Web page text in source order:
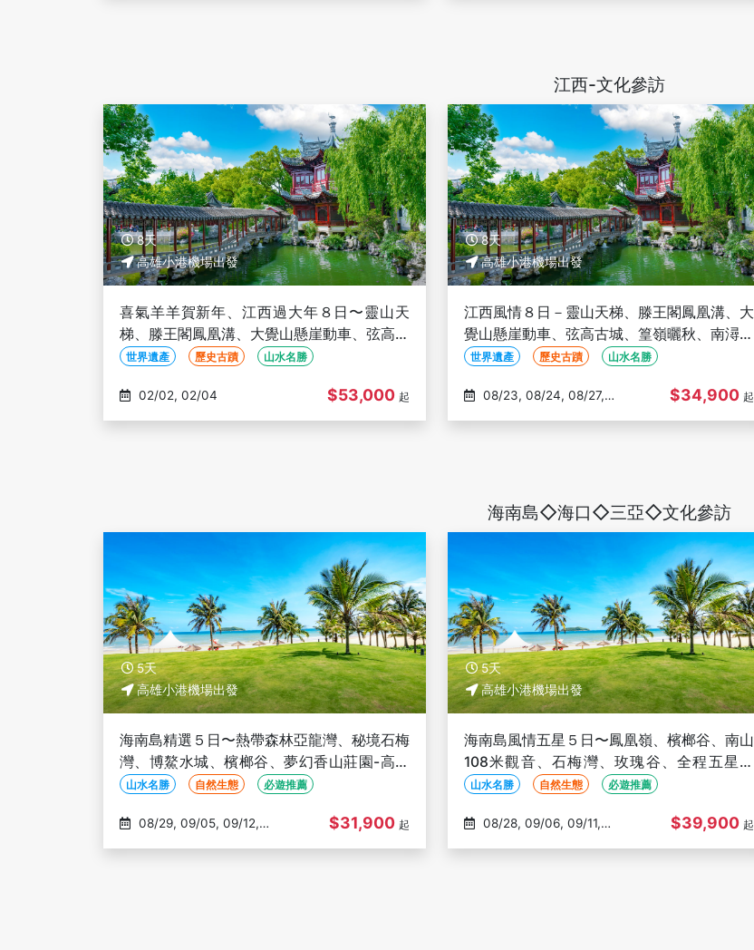
江西-文化參訪
8天
高雄小港機場出發
喜氣羊羊賀新年、江西過大年８日〜靈山天
梯、滕王閣鳳凰溝、大覺山懸崖動車、弦高古
城、篁嶺曬秋、三排椅-高雄出發(文化參訪)
世界遺產 歷史古蹟 山水名勝
02/02, 02/04 $53,000 起
8天
高雄小港機場出發
江西風情８日－靈山天梯、滕王閣鳳凰溝、大
覺山懸崖動車、弦高古城、篁嶺曬秋、南潯古
鎮、三排椅-高雄出發(文化參訪)
世界遺產 歷史古蹟 山水名勝
$34,900 起
海南島◇海口◇三亞◇文化參訪
5天
高雄小港機場出發
海南島精選５日〜熱帶森林亞龍灣、秘境石梅
灣、博鰲水城、檳榔谷、夢幻香山莊園-高雄
出發(文化參訪)
山水名勝 自然生態 必遊推薦
$31,900 起
5天
高雄小港機場出發
海南島風情五星５日〜鳳凰嶺、檳榔谷、南山
108米觀音、石梅灣、玫瑰谷、全程五星旅
宿-高雄出發(文化參訪)
山水名勝 自然生態 必遊推薦
$39,900 起